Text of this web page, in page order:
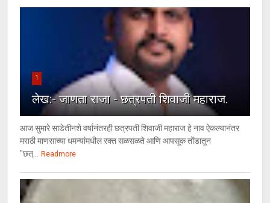
1
लेख:- जाणता राजा - छत्रपती शिवाजी महाराज.
आज सुमारे साडेतीनशे वर्षानंतरही छत्रपती शिवाजी महाराज हे नाव ऐकल्यानंतर
मराठी माणसाच्या धमन्यांमधील रक्त सळसळते आणि आपसूक तोंडातून
"छत्... Readmore